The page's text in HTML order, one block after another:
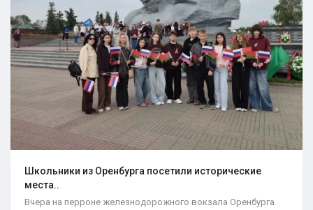
Школьники из Оренбурга посетили исторические
места..
Вчера на перроне железнодорожного вокзала Оренбурга